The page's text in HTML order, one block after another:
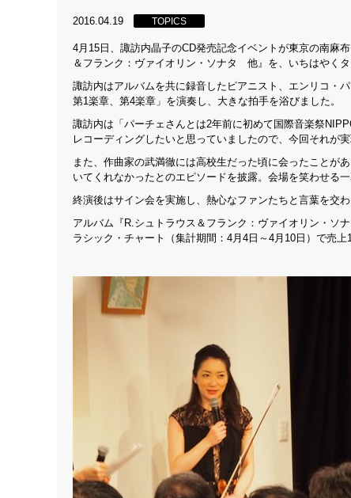
2016.04.19 TOPICS
4月15日、諏訪内晶子のCD発売記念イベントが東京の南麻
＆フランク：ヴァイオリン・ソナタ 他』を、いちはやく
諏訪内はアルバムを共に録音したピアニスト、エンリコ・
第1楽章、第4楽章」を演奏し、大きな拍手を浴びました。
諏訪内は「パーチェさんとは2年前に初めて国際音楽祭
レコーディングしたいと思っていましたので、今回それが
また、作曲家の武満徹には高校生だった頃に会ったことが
いてくれなかったとのエピソードを披露。会場を笑わせる一
終演後はサイン会を実施し、熱心なファンたちと言葉を交わ
アルバム『R.シュトラウス＆フランク：ヴァイオリン・ソ
ラシック・チャート（集計期間：4月4日～4月10日）で売上